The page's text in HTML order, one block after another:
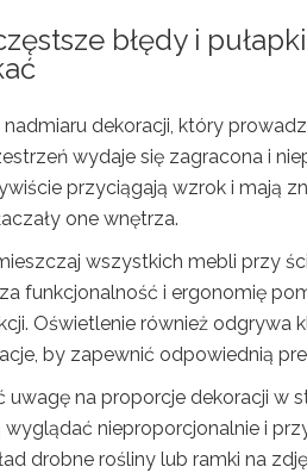
błędy i
nadmiaru dekoracji, który
wydaje się zagracona i
przyciągają wzrok i mają
one wnętrza.
wszystkich mebli przy
funkcjonalność i ergonomię
Oświetlenie również odgrywa
by zapewnić odpowiednią
uwagę na proporcje dekoracji w
nieproporcjonalnie i
drobne rośliny lub ramki na